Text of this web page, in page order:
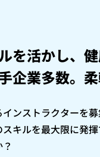
を活かし、
企業多数。
ンストラクターを
キルを最大限に発